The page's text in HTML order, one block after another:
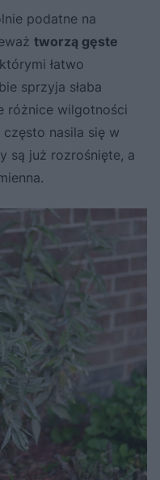
podatne na
tworzą gęste
łatwo
sprzyja słaba
różnice wilgotności
nasila się w
są już rozrośnięte, a